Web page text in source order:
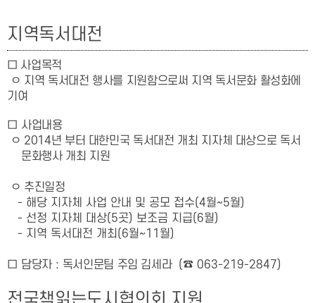
지역독서대전
□ 사업목적
ㅇ 지역 독서대전 행사를 지원함으로써 지역 독서문화 활성화에
기여
□ 사업내용
ㅇ 2014년 부터 대한민국 독서대전 개최 지자체 대상으로 독서
문화행사 개최 지원
ㅇ 추진일정
- 해당 지자체 사업 안내 및 공모 접수(4월~5월)
- 선정 지자체 대상(5곳) 보조금 지급(6월)
- 지역 독서대전 개최(6월~11월)
□ 담당자 : 독서인문팀 주임 김세라 (☎ 063-219-2847)